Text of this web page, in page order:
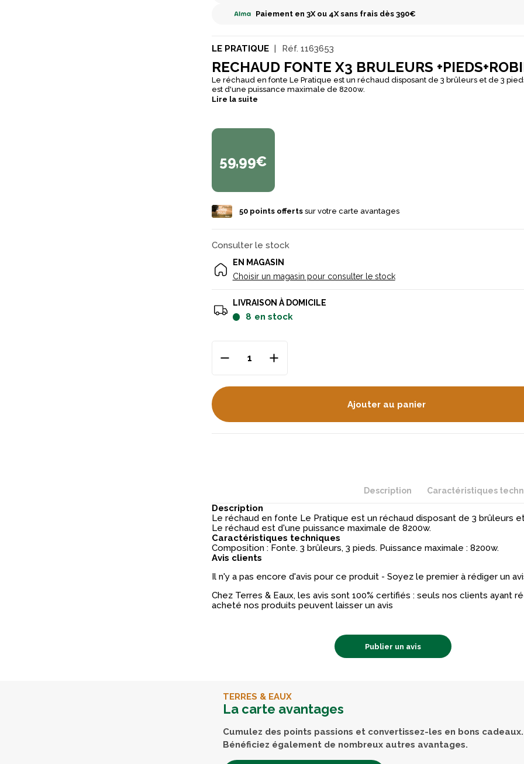
Paiement en 3X ou 4X sans frais dès 390€
LE PRATIQUE Réf. 1163653
RECHAUD FONTE X3 BRULEURS
Le réchaud en fonte Le Pratique est un réchaud disposant de 3 brûleurs et de 3
est d'une puissance maximale de 8200w.
Lire la suite
59,99€
50 points offerts sur votre carte avantages
Consulter le stock
EN MAGASIN
Choisir un magasin pour consulter le stock
LIVRAISON À DOMICILE
8 en stock
Ajouter au panier
Description Caractéristiques
Description
Le réchaud en fonte Le Pratique est un réchaud disposant de 3 brûleurs
Le réchaud est d'une puissance maximale de 8200w.
Caractéristiques techniques
Composition : Fonte. 3 brûleurs, 3 pieds. Puissance maximale : 8200w.
Avis clients
Il n'y a pas encore d'avis pour ce produit - Soyez le premier à rédiger un
Chez Terres & Eaux, les avis sont 100% certifiés : seuls nos clients ayant
acheté nos produits peuvent laisser un avis
Publier un avis
TERRES & EAUX
La carte avantages
Cumulez des points passions et convertissez-les en bons cadeaux.
Bénéficiez également de nombreux autres avantages.